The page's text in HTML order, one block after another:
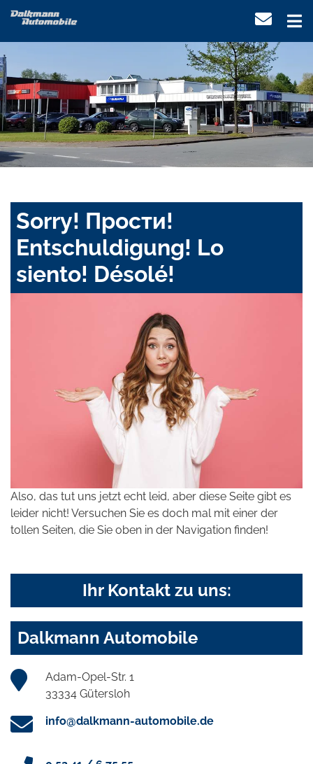
Sorry! Прости!
Entschuldigung! Lo
siento! Désolé!
Also, das tut uns jetzt echt leid, aber diese Seite gibt es
leider nicht! Versuchen Sie es doch mal mit einer der
tollen Seiten, die Sie oben in der Navigation finden!
Ihr Kontakt zu uns:
Dalkmann Automobile
Adam-Opel-Str. 1
33334 Gütersloh
info@dalkmann-automobile.de